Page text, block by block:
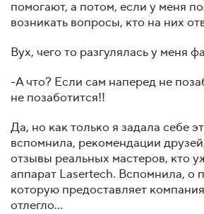
помогают, а потом, если у меня
возникать вопросы, кто на них
Вух, чего то разгулялась у меня
-А что? Если сам наперед не
не позаботится!!
Да, но как только я задала себе
вспомнила, рекомендации
отзывы реальных мастеров, кто
аппарат Lasertech. Вспомнила, о
которую предоставляет
отлегло...